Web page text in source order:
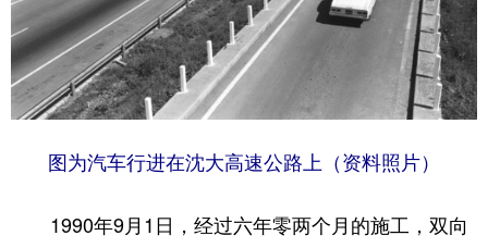
图为汽车行进在沈大高速公路上（资料照片）
1990年9月1日，经过六年零两个月的施工，双向